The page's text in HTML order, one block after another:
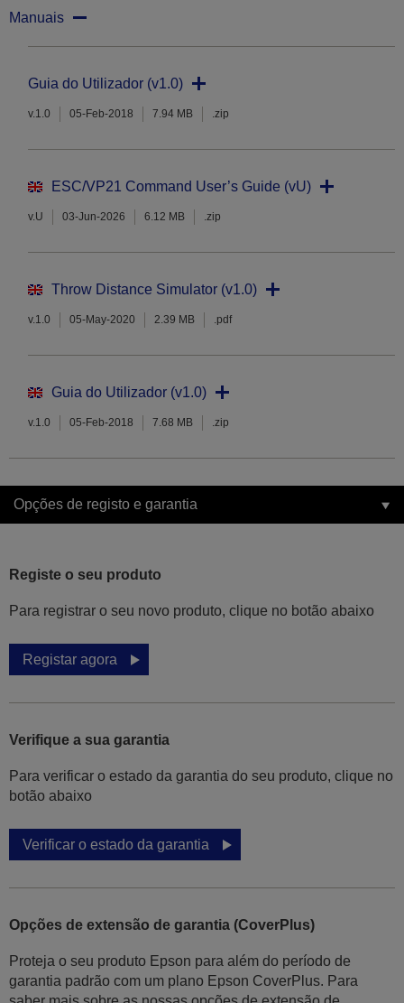
Manuais
Guia do Utilizador (v1.0)
v.1.0 05-Feb-2018 7.94 MB .zip
ESC/VP21 Command User’s Guide (vU)
v.U 03-Jun-2026 6.12 MB .zip
Throw Distance Simulator (v1.0)
v.1.0 05-May-2020 2.39 MB .pdf
Guia do Utilizador (v1.0)
v.1.0 05-Feb-2018 7.68 MB .zip
Opções de registo e garantia
Registe o seu produto
Para registrar o seu novo produto, clique no botão abaixo
Registar agora
Verifique a sua garantia
Para verificar o estado da garantia do seu produto, clique no
botão abaixo
Verificar o estado da garantia
Opções de extensão de garantia (CoverPlus)
Proteja o seu produto Epson para além do período de
garantia padrão com um plano Epson CoverPlus. Para